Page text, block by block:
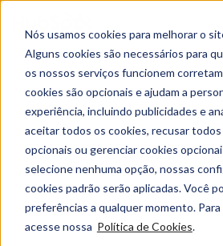
Nós usamos cookies para melhorar o
Alguns cookies são necessários para
os nossos serviços funcionem
cookies são opcionais e ajudam a
experiência, incluindo publicidades e
aceitar todos os cookies, recusar
opcionais ou gerenciar cookies
selecione nenhuma opção, nossas
cookies padrão serão aplicadas. Você
preferências a qualquer momento. Para
acesse nossa Política de Cookies.
Conteúdo da
Brasil
Navegue por ebooks,